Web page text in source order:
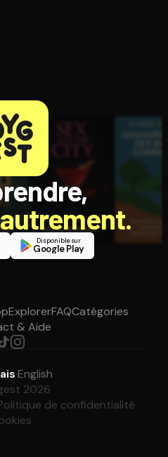
Disponible sur
Google Play
ExplorerFAQCatégories
& Aide
·English
2026
de confidentialité·